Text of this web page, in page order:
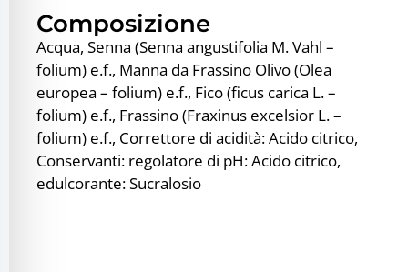
Composizione
Acqua, Senna (Senna angustifolia M. Vahl –
folium) e.f., Manna da Frassino Olivo (Olea
europea – folium) e.f., Fico (ficus carica L. –
folium) e.f., Frassino (Fraxinus excelsior L. –
folium) e.f., Correttore di acidità: Acido citrico,
Conservanti: regolatore di pH: Acido citrico,
edulcorante: Sucralosio